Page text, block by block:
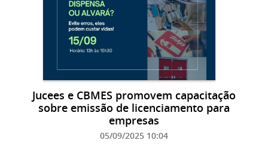
Jucees e CBMES promovem capacitação
sobre emissão de licenciamento para
empresas
05/09/2025 10:04